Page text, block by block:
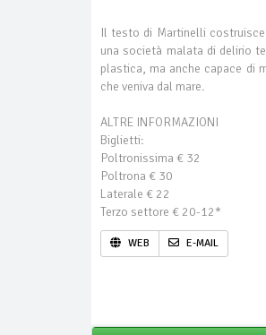
Il testo di Martinelli
una società malata di delirio
plastica, ma anche capace di
che veniva dal mare.
ALTRE INFORMAZIONI
Biglietti:
Poltronissima € 32
Poltrona € 30
Laterale € 22
Terzo settore € 20-12*
WEB E-MAIL